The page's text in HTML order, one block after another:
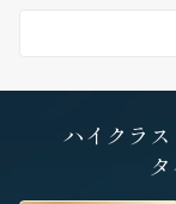
ハイクラ